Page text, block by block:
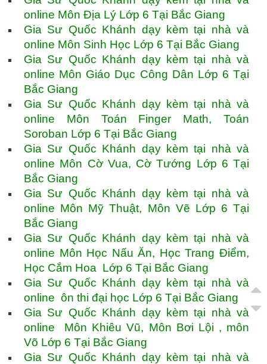
online Môn Địa Lý Lớp 6 Tại Bắc Giang
Gia Sư Quốc Khánh dạy kèm tại nhà và
online Môn Sinh Học Lớp 6 Tại Bắc Giang
Gia Sư Quốc Khánh dạy kèm tại nhà và
online Môn Giáo Dục Công Dân Lớp 6 Tại
Bắc Giang
Gia Sư Quốc Khánh dạy kèm tại nhà và
online Môn Toán Finger Math, Toán
Soroban Lớp 6 Tại Bắc Giang
Gia Sư Quốc Khánh dạy kèm tại nhà và
online Môn Cờ Vua, Cờ Tướng Lớp 6 Tại
Bắc Giang
Gia Sư Quốc Khánh dạy kèm tại nhà và
online Môn Mỹ Thuật, Môn Vẽ Lớp 6 Tại
Bắc Giang
Gia Sư Quốc Khánh dạy kèm tại nhà và
online Môn Học Nấu Ăn, Học Trang Điểm,
Học Cắm Hoa Lớp 6 Tại Bắc Giang
Gia Sư Quốc Khánh dạy kèm tại nhà và
online ôn thi đại học Lớp 6 Tại Bắc Giang
Gia Sư Quốc Khánh dạy kèm tại nhà và
online Môn Khiêu Vũ, Môn Bơi Lội , môn
Võ Lớp 6 Tại Bắc Giang
Gia Sư Quốc Khánh dạy kèm tại nhà và